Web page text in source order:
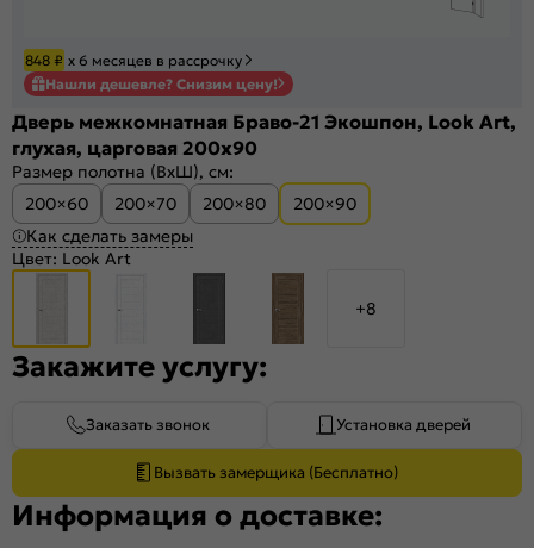
848 ₽ х 6 месяцев в рассрочку
Нашли дешевле? Снизим цену!
Дверь межкомнатная Браво-21 Экошпон, Look Art,
глухая, царговая 200x90
Размер полотна (ВхШ), см:
200×60
200×70 200×80
200×90
Как сделать замеры
Цвет: Look Art
+8
Закажите услугу:
Заказать звонок Установка дверей
Вызвать замерщика (Бесплатно)
Информация о доставке: